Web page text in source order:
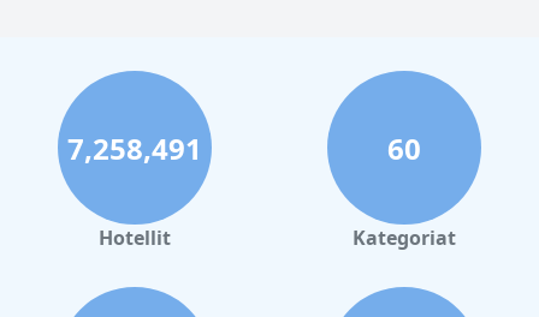
7,258,491
Hotellit
60
Kategoriat